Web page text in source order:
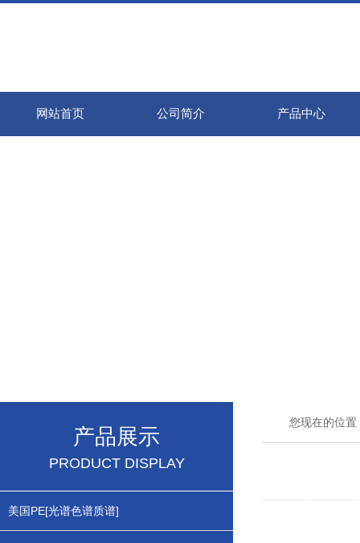
网站首页 公司简介 产品中心
产品展示
PRODUCT DISPLAY
美国PE[光谱色谱质谱]
您现在的位置